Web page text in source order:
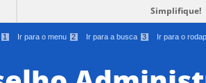
Simplifique!
1 Ir para o menu 2 Ir para a busca 3 Ir para o